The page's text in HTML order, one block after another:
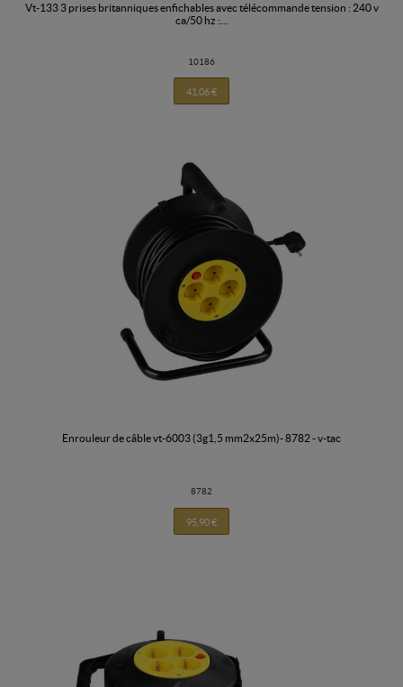
vt-133 3 prises britanniques enfichables avec télécommande tension : 240 v
ca/50 hz :...
10186
41,06 €
enrouleur de câble vt-6003 (3g1,5 mm2x25m)- 8782 - v-tac
8782
95,90 €